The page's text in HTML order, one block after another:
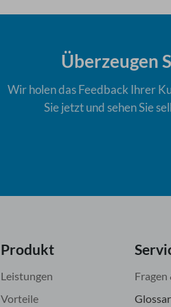
Überzeugen
Wir holen das Feedback Ihrer
Sie jetzt und sehen Sie
Produkt
Leistungen
Vorteile
Glossar